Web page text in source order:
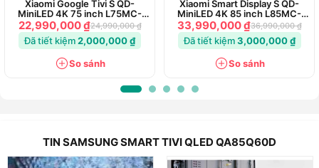
Xiaomi Google Tivi S QD-
MiniLED 4K 75 inch L75MC-
SSEA
22,990,000 ₫24,990,000 ₫
Đã tiết kiệm2,000,000 ₫
So sánh
Xiaomi Smart Display S QD-
MiniLED 4K 85 inch L85MC-
STWN
33,990,000 ₫36,990,000 ₫
Đã tiết kiệm3,000,000 ₫
So sánh
TIN SAMSUNG SMART TIVI QLED QA85Q60D